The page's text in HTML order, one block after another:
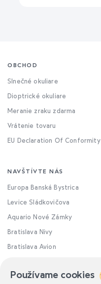
Používame cookies
OBCHOD
Slnečné okuliare
Dioptrické okuliare
Meranie zraku zdarma
Vrátenie tovaru
EU Declaration Of Conformity
NAVŠTÍVTE NÁS
Europa Banská Bystrica
Levice Sládkovičova
Aquario Nové Zámky
Bratislava Nivy
Bratislava Avion